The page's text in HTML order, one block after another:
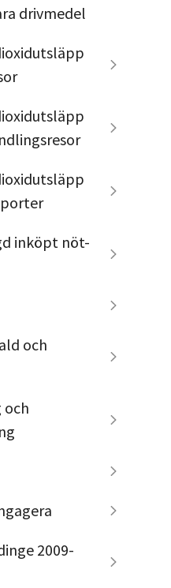
drivmedel
inköpt nöt-
och
och
2009-